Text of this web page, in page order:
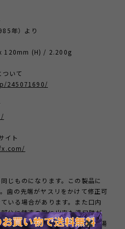
年）より
120mm (H) / 2.200g
いて
245071690/
イト
じものになります。この製品に
歯の先端がヤスリをかけて修正可
いる場合があります。また口内
分に鋳造の際に出来た湯口跡が
ま下顎に頭部をのせて飾っても湯